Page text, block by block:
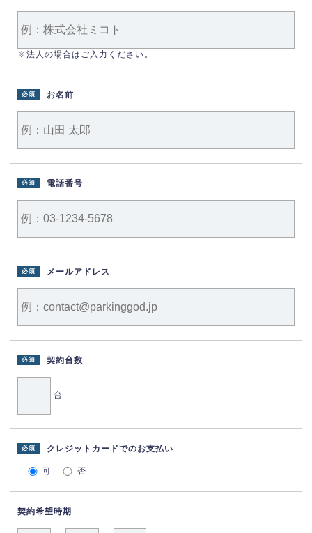
※法人の場合はご入力ください。
お名前
必須
電話番号
必須
メールアドレス
必須
契約台数
必須
台
クレジットカードでのお支払い
必須
可 否
契約希望時期